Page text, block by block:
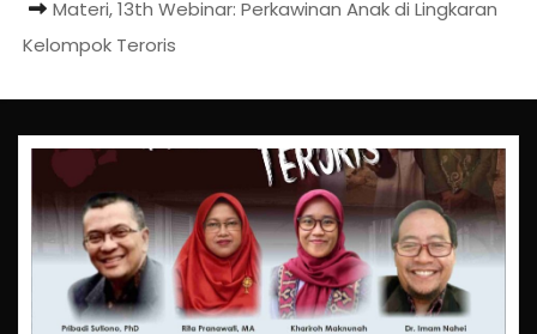
Materi, 13th Webinar: Perkawinan Anak di Lingkaran
Kelompok Teroris